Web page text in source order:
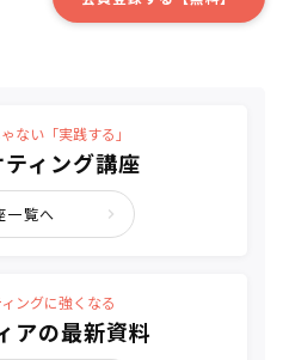
ない「実践する」
ィング講座
一覧へ
ングに強くなる
の最新資料